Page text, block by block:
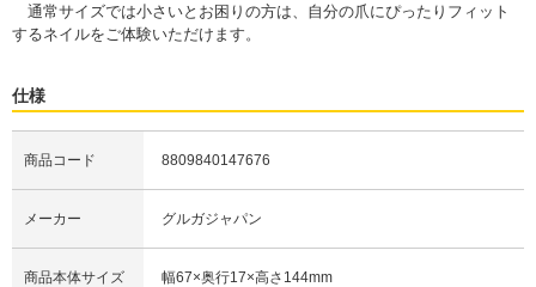
通常サイズでは小さいとお困りの方は、自分の爪にぴったりフィット
するネイルをご体験いただけます。
仕様
商品コード 8809840147676
メーカー グルガジャパン
商品本体サイズ
幅67×奥行17×高さ144mm